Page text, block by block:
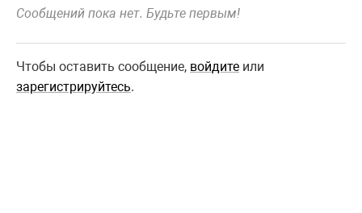
Сообщений пока нет. Будьте первым!
Чтобы оставить сообщение, войдите или
зарегистрируйтесь.